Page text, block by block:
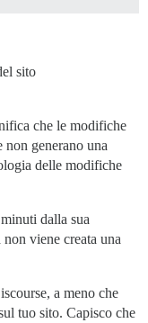
sito
che le modifiche
generano una
delle modifiche
dalla sua
viene creata una
a meno che
tuo sito. Capisco che